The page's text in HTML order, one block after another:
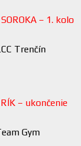
– 1. kolo
Trenčín
– ukončenie
Gym